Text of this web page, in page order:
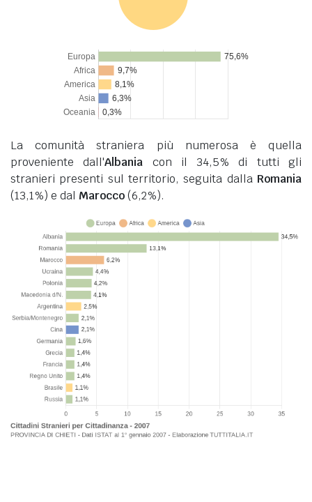
La comunità straniera più numerosa è quella
proveniente dall'Albania con il 34,5% di tutti gli
stranieri presenti sul territorio, seguita dalla Romania
(13,1%) e dal Marocco(6,2%).